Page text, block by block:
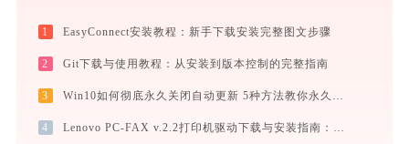
1 EasyConnect安装教程：新手下载安装完整图文步骤
2 Git下载与使用教程：从安装到版本控制的完整指南
3 Win10如何彻底永久关闭自动更新 5种方法教你永久关闭win10自动更新
4 Lenovo PC-FAX v.2.2打印机驱动下载与安装指南：一步步教您操作